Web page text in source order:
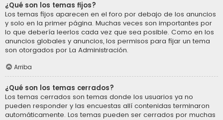
¿Qué son los temas fijos?
Los temas fijos aparecen en el foro por debajo de los anuncios
y solo en la primer página. Muchas veces son importantes por
lo que debería leerlos cada vez que sea posible. Como en los
anuncios globales y anuncios, los permisos para fijar un tema
son otorgados por La Administración.
Arriba
¿Qué son los temas cerrados?
Los temas cerrados son temas donde los usuarios ya no
pueden responder y las encuestas allí contenidas terminaron
automáticamente. Los temas pueden ser cerrados por muchas